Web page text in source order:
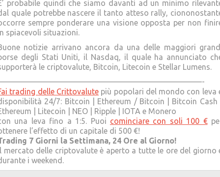
probabile quindi che siamo davanti ad un minimo
quale potrebbe nascere il tanto atteso rally,
sempre ponderare una visione opposta per non
spiacevoli situazioni.
notizie arrivano ancora da una delle maggiori
degli Stati Uniti, il Nasdaq, il quale ha annunciato
le criptovalute, Bitcoin, Litecoin e Stellar Lumens.
trading delle Crittovalutepiù popolari del mondo con leva
24/7: Bitcoin | Ethereum / Bitcoin | Bitcoin Cash
| Litecoin | NEO | Ripple | IOTA e Monero
una leva fino a 1:5. Puoi cominciare con soli 100 €
l’effetto di un capitale di 500 €!
7 Giorni la Settimana, 24 Ore al Giorno!
mercato delle criptovalute è aperto a tutte le ore del giorno
i weekend.